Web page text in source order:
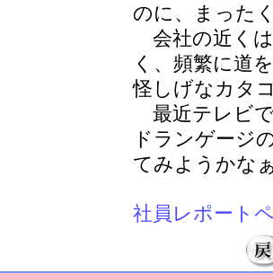
のに、まった
会社の近く
く、頻繁に道
怪しげなカタ
最近テレビ
ドランゲージ
てみようかな
社員レポート